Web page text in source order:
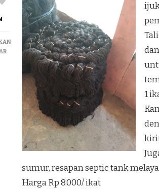
PADA
TERMURAH
SELATAN
1
sumur, resapan septic tank
Harga Rp 8.000/ ikat